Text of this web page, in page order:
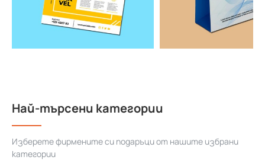
Най-търсени категории
Изберете фирмените си подаръци от нашите избрани
категории